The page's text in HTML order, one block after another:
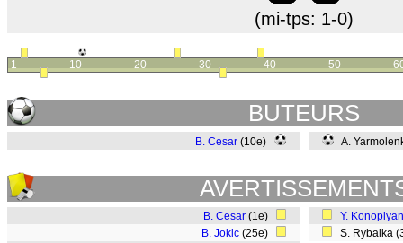
(mi-tps: 1-0)
1 10 20 30 40 50
BUTEURS
B. Cesar (10e) A.
B. Cesar (1e)
B. Jokic (25e)
Y.
S. Rybalka